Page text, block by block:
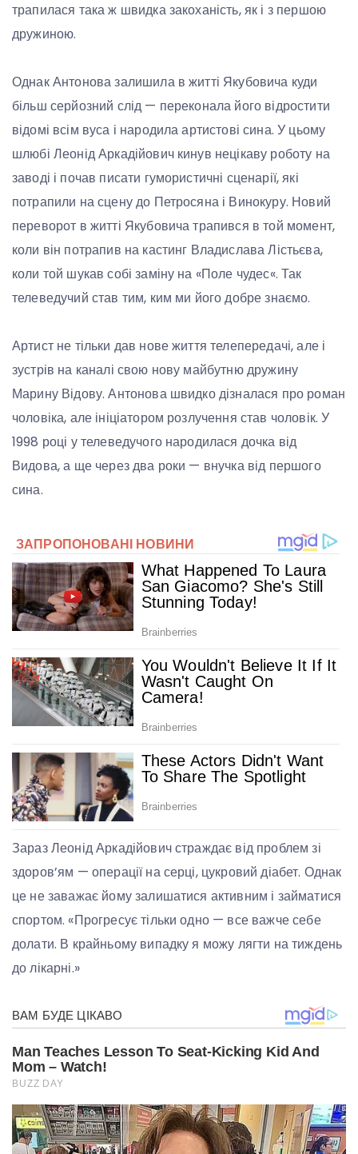
трапилася така ж швидка закоханість, як і з першою
дружиною.
Однак Антонова залишила в житті Якубовича куди
більш серйозний слід — переконала його відростити
відомі всім вуса і народила артистові сина. У цьому
шлюбі Леонід Аркадійович кинув нецікаву роботу на
заводі і почав писати гумористичні сценарії, які
потрапили на сцену до Петросяна і Винокуру. Новий
переворот в житті Якубовича трапився в той момент,
коли він потрапив на кастинг Владислава Лістьєва,
коли той шукав собі заміну на «Поле чудес«. Так
телеведучий став тим, ким ми його добре знаємо.
Артист не тільки дав нове життя телепередачі, але і
зустрів на каналі свою нову майбутню дружину
Марину Відову. Антонова швидко дізналася про роман
чоловіка, але ініціатором розлучення став чоловік. У
1998 році у телеведучого народилася дочка від
Видова, а ще через два роки — внучка від першого
сина.
Зараз Леонід Аркадійович страждає від проблем зі
здоров’ям — операції на серці, цукровий діабет. Однак
це не заважає йому залишатися активним і займатися
спортом. «Прогресує тільки одно — все важче себе
долати. В крайньому випадку я можу лягти на тиждень
до лікарні.»